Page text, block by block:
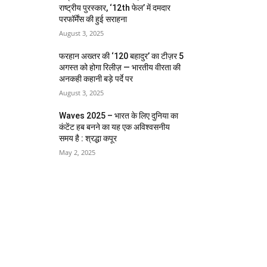
राष्ट्रीय पुरस्कार, ‘12th फेल’ में दमदार
परफॉर्मेंस की हुई सराहना
August 3, 2025
फरहान अख्तर की ‘120 बहादुर’ का टीज़र 5
अगस्त को होगा रिलीज़ — भारतीय वीरता की
अनकही कहानी बड़े पर्दे पर
August 3, 2025
Waves 2025 – भारत के लिए दुनिया का
कंटेंट हब बनने का यह एक अविश्वसनीय
समय है : श्रद्धा कपूर
May 2, 2025